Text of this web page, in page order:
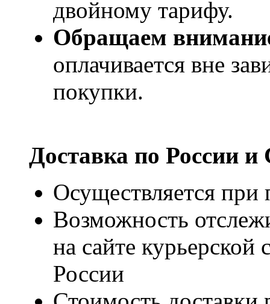
двойному тарифу.
Обращаем
оплачивается вне
покупки.
Доставка по России
Осуществляется при
Возможность
на сайте
России